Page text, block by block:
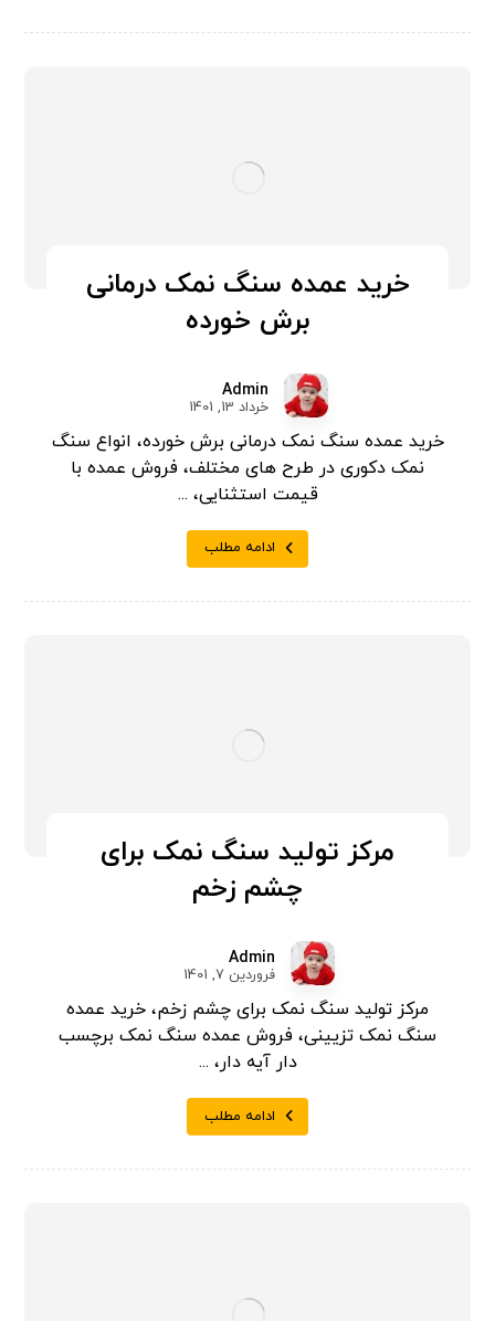
خرید عمده سنگ نمک درمانی
برش خورده
Admin
خرداد 13, 1401
خرید عمده سنگ نمک درمانی برش خورده، انواع سنگ
نمک دکوری در طرح های مختلف، فروش عمده با
قیمت استثنایی، ...
ادامه مطلب
مرکز تولید سنگ نمک برای
چشم زخم
Admin
فروردین 7, 1401
مرکز تولید سنگ نمک برای چشم زخم، خرید عمده
سنگ نمک تزیینی، فروش عمده سنگ نمک برچسب
دار آیه دار، ...
ادامه مطلب